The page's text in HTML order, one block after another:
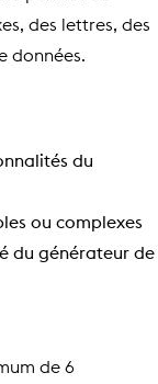
des lettres, des
données.
du
ou complexes
du générateur de
de 6